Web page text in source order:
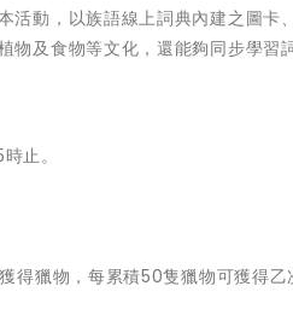
活動，以族語線上詞典內建之圖卡
及食物等文化，還能夠同步學習
止。
得獵物，每累積50隻獵物可獲得